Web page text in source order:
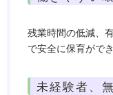
残業時間の低減、
で安全に保育がで
未経験者、